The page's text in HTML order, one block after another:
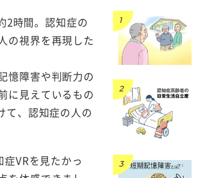
2時間。認知症の
の視界を再現した
憶障害や判断力の
に見えているもの
て、認知症の人の
VRを見たかっ